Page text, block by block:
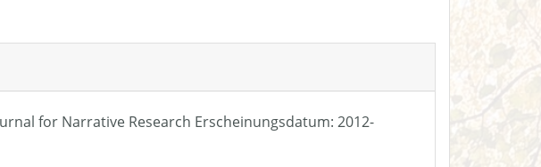
for Narrative Research Erscheinungsdatum: 2012-